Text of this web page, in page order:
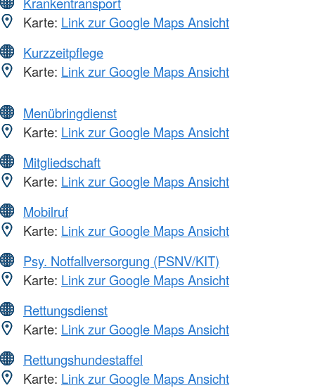
Karte: Link zur Google Maps Ansicht
Kurzzeitpflege
Karte: Link zur Google Maps Ansicht
Menübringdienst
Karte: Link zur Google Maps Ansicht
Mitgliedschaft
Karte: Link zur Google Maps Ansicht
Mobilruf
Karte: Link zur Google Maps Ansicht
Psy. Notfallversorgung (PSNV/KIT)
Karte: Link zur Google Maps Ansicht
Rettungsdienst
Karte: Link zur Google Maps Ansicht
Rettungshundestaffel
Karte: Link zur Google Maps Ansicht